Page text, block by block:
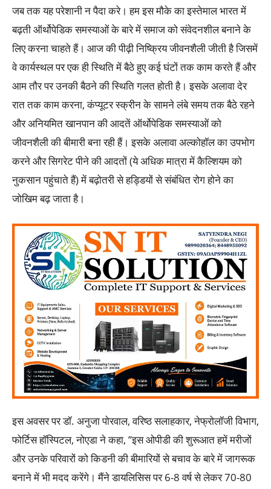
जब तक यह परेशानी न पैदा करे। हम इस मौके का इस्तेमाल भारत में
बढ़ती ऑर्थोपेडिक समस्याओं के बारे में समाज को संवेदनशील बनाने के
लिए करना चाहते हैं। आज की पीढ़ी निष्क्रिय जीवनशैली जीती है जिसमें
वे कार्यस्थल पर एक ही स्थिति में बैठे हुए कई घंटों तक काम करते हैं और
आम तौर पर उनकी बैठने की स्थिति गलत होती है। इसके अलावा देर
रात तक काम करना, कंप्यूटर स्क्रीन के सामने लंबे समय तक बैठे रहने
और अनियमित खानपान की आदतें ऑर्थोपेडिक समस्याओं को
जीवनशैली की बीमारी बना रही हैं। इसके अलावा अल्कोहॉल का उपभोग
करने और सिगरेट पीने की आदतों (ये अधिक मात्रा में कैल्शियम को
नुकसान पहुंचाते हैं) में बढ़ोतरी से हड्डियों से संबंधित रोग होने का
जोखिम बढ़ जाता है।
इस अवसर पर डॉ. अनुजा पोरवाल, वरिष्ठ सलाहकार, नेफ्रोलॉजी विभाग,
फोर्टिस हॉस्पिटल, नोएडा ने कहा, ’’इस ओपीडी की शुरूआत हमें मरीजों
और उनके परिवारों को किडनी की बीमारियों से बचाव के बारे में जागरूक
बनाने में भी मदद करेंगे। मैंने डायलिसिस पर 6-8 वर्ष से लेकर 70-80